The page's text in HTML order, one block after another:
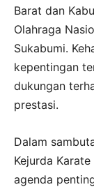
Barat dan
Olahraga
Sukabumi.
kepentingan
dukungan
prestasi.
Dalam
Kejurda
agenda